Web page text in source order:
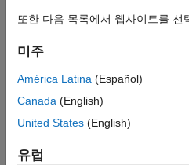
멀티레이트 및 다단 필터
수행하는 레이트 변환기로 분
시간 및 주파수 영역에서 신호에
System Toolbox™는 데시메이
구현하는 MATLAB System
뱅크, 멀티레벨 필터 뱅크와 같
기본 컴포넌트로 사용합니다.
큰 레이트 변환 인자를 가진 멀티
또한 다음 목록에서 웹사이트를 선
미주
América Latina (Español)
Canada (English)
United States (English)
유럽